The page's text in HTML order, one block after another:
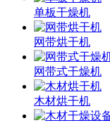
单板干燥机
网带烘干机
网带式干燥机
木材烘干机